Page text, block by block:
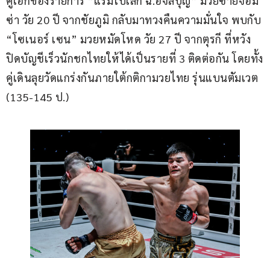
ซ่า วัย 20 ปี จากชัยภูมิ กลับมาทวงคืนความมั่นใจ พบกับ
“โซเนอร์ เซน” มวยหมัดโหด วัย 27 ปี จากตุรกี ที่หวัง
ปิดบัญชีเร็วนักชกไทยให้ได้เป็นรายที่ 3 ติดต่อกัน โดยทั้ง
คู่เดินลุยวัดแกร่งกันภายใต้กติกามวยไทย รุ่นแบนตัมเวต
(135-145 ป.)